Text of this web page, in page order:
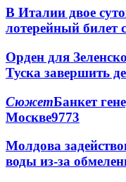
В Италии двое
лотерейный
Орден для
Туска завершить
СюжетБанкет
Москве9773
Молдова
воды из-за